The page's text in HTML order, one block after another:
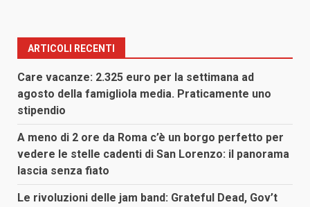
ARTICOLI RECENTI
Care vacanze: 2.325 euro per la settimana ad
agosto della famigliola media. Praticamente uno
stipendio
A meno di 2 ore da Roma c’è un borgo perfetto per
vedere le stelle cadenti di San Lorenzo: il panorama
lascia senza fiato
Le rivoluzioni delle jam band: Grateful Dead, Gov’t